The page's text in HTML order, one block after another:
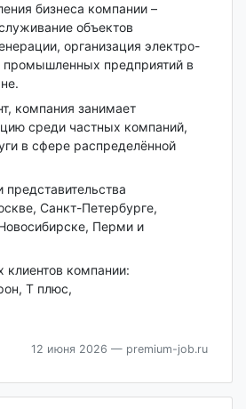
бизнеса компании –
объектов
организация электро-
промышленных предприятий в
компания занимает
среди частных компаний,
в сфере распределённой
Санкт-Петербурге,
Перми и
компании:
Т плюс,
12 июня 2026 — premium-job.ru